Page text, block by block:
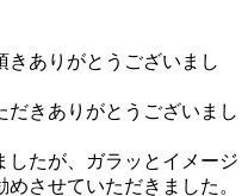
きありがとうございまし
だきありがとうございまし
したが、ガラッとイメージ
させていただきました。